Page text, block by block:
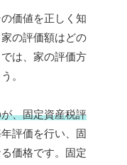
価値を正しく知
の評価額はどの
は、家の評価方
。
、固定資産税評
評価を行い、固
価格です。固定